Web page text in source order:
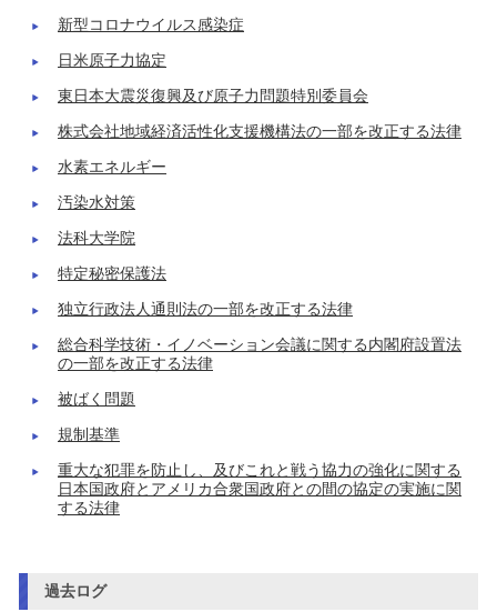
新型コロナウイルス感染症
日米原子力協定
東日本大震災復興及び原子力問題特別委員会
株式会社地域経済活性化支援機構法の一部を改正する法律
水素エネルギー
汚染水対策
法科大学院
特定秘密保護法
独立行政法人通則法の一部を改正する法律
総合科学技術・イノベーション会議に関する内閣府設置法
の一部を改正する法律
被ばく問題
規制基準
重大な犯罪を防止し、及びこれと戦う協力の強化に関する
日本国政府とアメリカ合衆国政府との間の協定の実施に関
する法律
過去ログ